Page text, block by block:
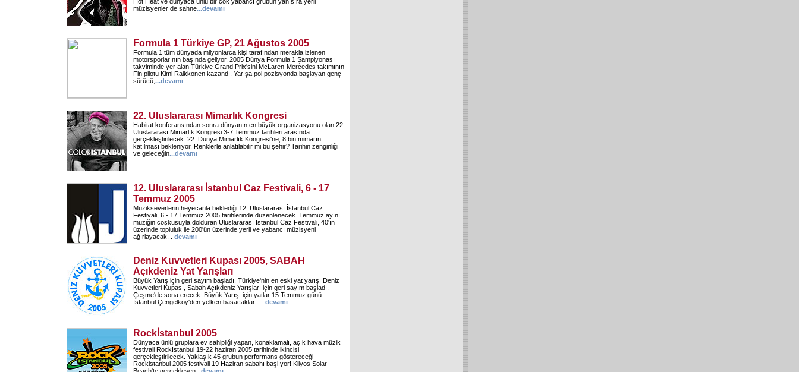
müzisyenler de sahne...devamı
Formula 1 Türkiye GP, 21 Ağustos 2005
Formula 1 tüm dünyada milyonlarca kişi tarafından merakla izlenen
motorsporlarının başında geliyor. 2005 Dünya Formula 1 Şampiyonası
takviminde yer alan Türkiye Grand Prix'sini McLaren-Mercedes takımının
Fin pilotu Kimi Raikkonen kazandı. Yarışa pol pozisyonda başlayan genç
sürücü, ...devamı
22. Uluslararası Mimarlık Kongresi
Habitat konferansından sonra dünyanın en büyük organizasyonu olan 22.
Uluslararası Mimarlık Kongresi 3-7 Temmuz tarihleri arasında
gerçekleştirilecek. 22. Dünya Mimarlık Kongresi'ne, 8 bin mimarın
katılması bekleniyor. Renklerle anlatılabilir mi bu şehir? Tarihin zenginliği
ve geleceğin...devamı
12. Uluslararası İstanbul Caz Festivali, 6 - 17
Temmuz 2005
Müzikseverlerin heyecanla beklediği 12. Uluslararası İstanbul Caz
Festivali, 6 - 17 Temmuz 2005 tarihlerinde düzenlenecek. Temmuz ayını
müziğin coşkusuyla dolduran Uluslararası İstanbul Caz Festivali, 40'ın
üzerinde topluluk ile 200'ün üzerinde yerli ve yabancı müzisyeni
ağırlayacak. . devamı
Deniz Kuvvetleri Kupası 2005, SABAH
Açıkdeniz Yat Yarışları
Büyük Yarış için geri sayım başladı. Türkiye'nin en eski yat yarışı Deniz
Kuvvetleri Kupası, Sabah Açıkdeniz Yarışları için geri sayım başladı.
Çeşme'de sona erecek .Büyük Yarış. için yatlar 15 Temmuz günü
İstanbul Çengelköy'den yelken basacaklar... . devamı
Rockİstanbul 2005
Dünyaca ünlü gruplara ev sahipliği yapan, konaklamalı, açık hava müzik
festivali Rockİstanbul 19-22 haziran 2005 tarihinde ikincisi
gerçekleştirilecek. Yaklaşık 45 grubun performans göstereceği
Rockistanbul 2005 festivali 19 Haziran sabahı başlıyor! Kilyos Solar